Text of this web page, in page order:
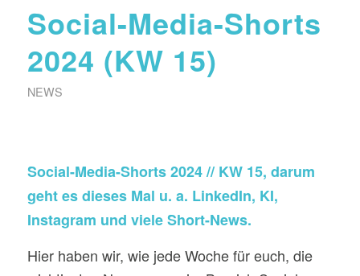
Social-Media-Shorts
2024 (KW 15)
NEWS
Social-Media-Shorts 2024 // KW 15, darum
geht es dieses Mal u. a. LinkedIn, KI,
Instagram und viele Short-News.
Hier haben wir, wie jede Woche für euch, die